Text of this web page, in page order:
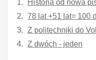
Historia od nowa
78 lat +51 lat= 100
Z politechniki do
Z dwóch - jeden